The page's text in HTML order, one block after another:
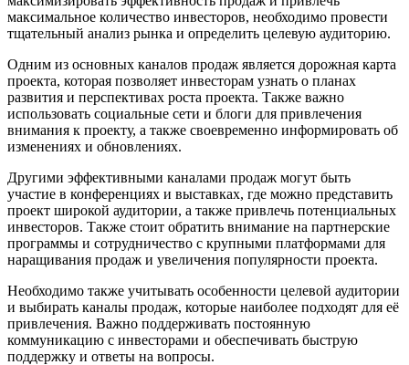
максимальное количество инвесторов, необходимо провести
тщательный анализ рынка и определить целевую аудиторию.
Одним из основных каналов продаж является дорожная карта
проекта, которая позволяет инвесторам узнать о планах
развития и перспективах роста проекта. Также важно
использовать социальные сети и блоги для привлечения
внимания к проекту, а также своевременно информировать об
изменениях и обновлениях.
Другими эффективными каналами продаж могут быть
участие в конференциях и выставках, где можно представить
проект широкой аудитории, а также привлечь потенциальных
инвесторов. Также стоит обратить внимание на партнерские
программы и сотрудничество с крупными платформами для
наращивания продаж и увеличения популярности проекта.
Необходимо также учитывать особенности целевой аудитории
и выбирать каналы продаж, которые наиболее подходят для её
привлечения. Важно поддерживать постоянную
коммуникацию с инвесторами и обеспечивать быструю
поддержку и ответы на вопросы.